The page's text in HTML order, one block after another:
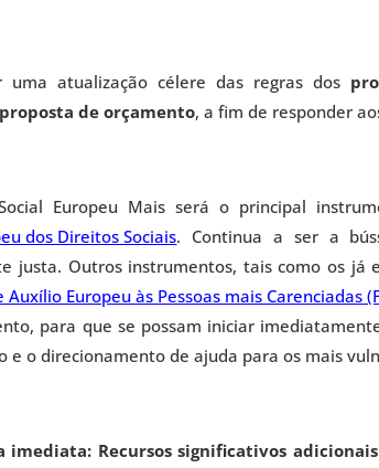
uma atualização célere das regras dos
de orçamento, a fim de responder
Europeu Mais será o principal
dos Direitos Sociais. Continua a ser a
justa. Outros instrumentos, tais como os já
Auxílio Europeu às Pessoas mais Carenciadas
para que se possam iniciar
e o direcionamento de ajuda para os mais
imediata: Recursos significativos